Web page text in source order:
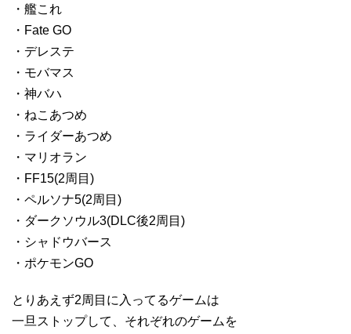
・艦これ
・Fate GO
・デレステ
・モバマス
・神バハ
・ねこあつめ
・ライダーあつめ
・マリオラン
・FF15(2周目)
・ペルソナ5(2周目)
・ダークソウル3(DLC後2周目)
・シャドウバース
・ポケモンGO
とりあえず2周目に入ってるゲームは
一旦ストップして、それぞれのゲームを